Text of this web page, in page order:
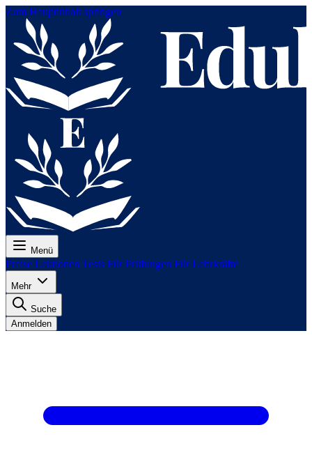
Zum Hauptinhalt springen
Menü
Preise Lektionen Tests Für Prüfungen Für Lehrkräfte
Mehr
Suche
Anmelden